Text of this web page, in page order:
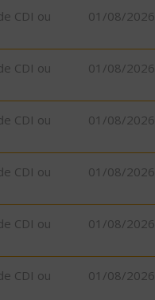
CDI ou
01/08/2026
CDI ou
01/08/2026
CDI ou
01/08/2026
CDI ou
01/08/2026
CDI ou
01/08/2026
CDI ou
01/08/2026